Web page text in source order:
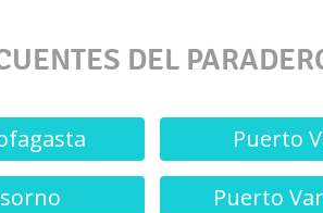
DEL
Puerto
Puerto